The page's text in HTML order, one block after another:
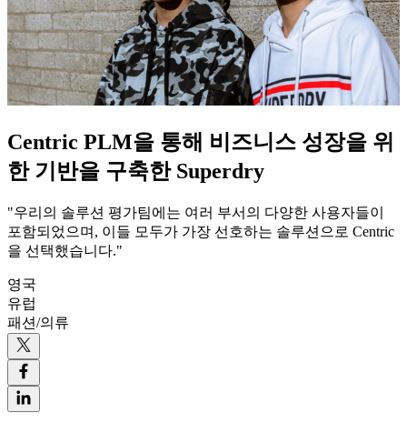
Centric PLM을 통해 비즈니스 성장을 위
한 기반을 구축한 Superdry
"우리의 솔루션 평가팀에는 여러 부서의 다양한 사용자들이
포함되었으며, 이들 모두가 가장 선호하는 솔루션으로 Centric
을 선택했습니다."
영국
유럽
패션/의류